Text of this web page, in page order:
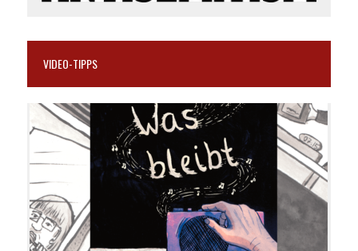
VIDEO-TIPPS